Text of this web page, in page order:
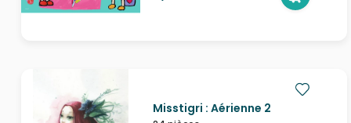
Misstigri : Aérienne 2